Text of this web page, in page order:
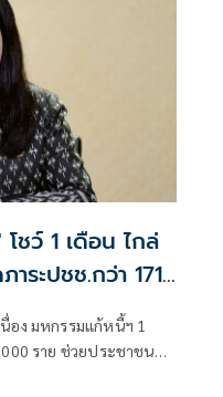
ชว์ 1 เดือน ไกล่
ระปชช.กว่า 171
อง มหกรรมแก้หนี้ฯ 1
ราย ช่วยประชาชนลด